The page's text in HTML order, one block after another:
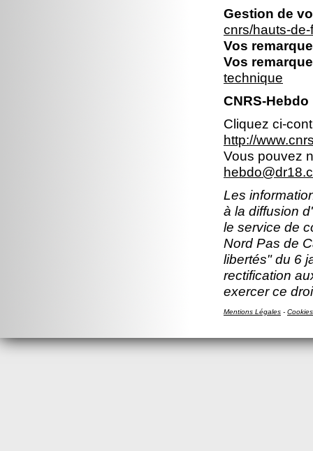
Gestion de
cnrs/hauts-
Vos
Vos
technique
CNRS-
Cliquez ci-
http://
Vous pouvez
Les
à la diffusion
le service de
Nord Pas de
libertés" du 6
rectification
exercer ce
Mentions Légales - Cookies